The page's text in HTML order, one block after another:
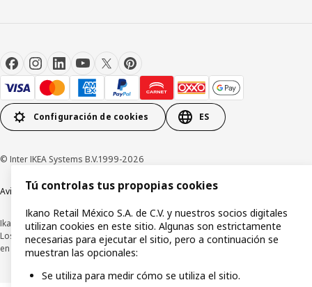
Configuración de cookies ES
© Inter IKEA Systems B.V.1999-2026
Aviso de privacidadPolítica de cookiesTérminos y condiciones de uso
Ikano Retail México, S.A. de C.V.
Los precios publicados en este sitio web, catálogo digital, tiendas, así como
en cualquier otro medio, se encuentran en pesos mexicanos e incluyen IVA.
Tú controlas tus propopias cookies
Ikano Retail México S.A. de C.V. y nuestros socios digitales
utilizan cookies en este sitio. Algunas son estrictamente
necesarias para ejecutar el sitio, pero a continuación se
muestran las opcionales:
Se utiliza para medir cómo se utiliza el sitio.